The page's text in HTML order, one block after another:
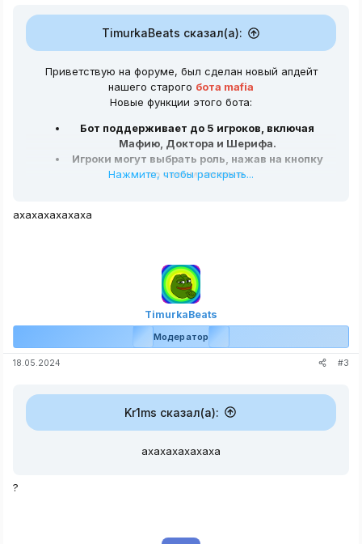
TimurkaBeats сказал(а):
Приветствую на форуме, был сделан новый апдейт
нашего старого бота mafia
Новые функции этого бота:
Бот поддерживает до 5 игроков, включая
Мафию, Доктора и Шерифа.
Игроки могут выбрать роль, нажав на кнопку
со своим именем.
В дневную фазу игроки голосуют за одного
Мафия или Гражданские.
Код оптимизирован, не найдено никаких
Из за чего может быть ошибки в боте:
Нажмите, чтобы раскрыть...
ахахахахахаха
TimurkaBeats
Модератор
18.05.2024 #3
Kr1ms сказал(а):
ахахахахахаха
?